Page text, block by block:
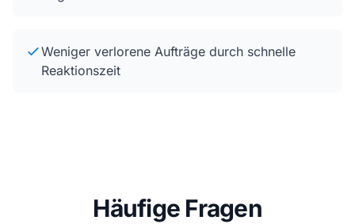
Weniger verlorene Aufträge durch schnelle
Reaktionszeit
Häufige Fragen